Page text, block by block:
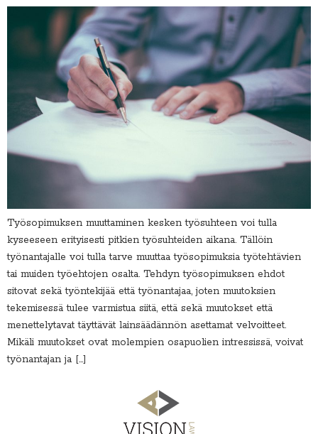
Työsopimuksen muuttaminen kesken työsuhteen voi tulla
kyseeseen erityisesti pitkien työsuhteiden aikana. Tällöin
työnantajalle voi tulla tarve muuttaa työsopimuksia työtehtävien
tai muiden työehtojen osalta. Tehdyn työsopimuksen ehdot
sitovat sekä työntekijää että työnantajaa, joten muutoksien
tekemisessä tulee varmistua siitä, että sekä muutokset että
menettelytavat täyttävät lainsäädännön asettamat velvoitteet.
Mikäli muutokset ovat molempien osapuolien intressissä, voivat
työnantajan ja […]